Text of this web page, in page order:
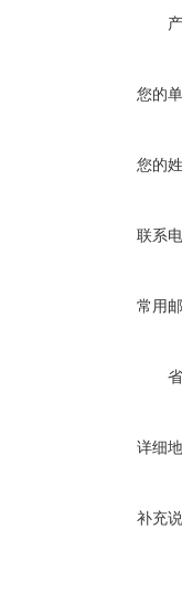
您的
您的
联系
常用
详细
补充